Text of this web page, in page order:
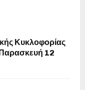
Κυκλοφορίας
Παρασκευή 12